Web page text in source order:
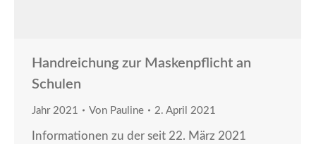
Handreichung zur Maskenpflicht an
Schulen
Jahr 2021 Von Pauline 2. April 2021
Informationen zu der seit 22. März 2021